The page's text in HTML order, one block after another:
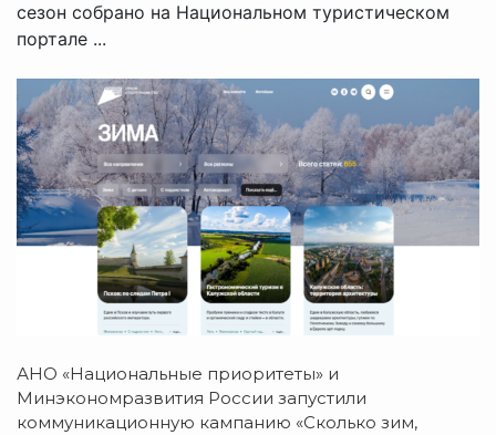
сезон собрано на Национальном туристическом
портале ...
АНО «Национальные приоритеты» и
Минэкономразвития России запустили
коммуникационную кампанию «Сколько зим,